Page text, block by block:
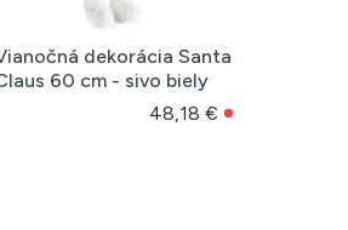
dekorácia Santa
60 cm - sivo biely
48,18 €